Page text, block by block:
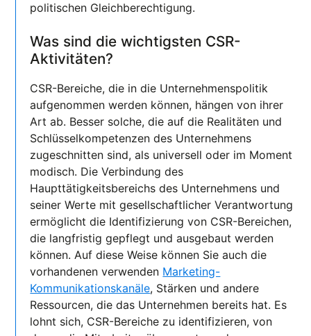
politischen Gleichberechtigung.
Was sind die wichtigsten CSR-
Aktivitäten?
CSR-Bereiche, die in die Unternehmenspolitik
aufgenommen werden können, hängen von ihrer
Art ab. Besser solche, die auf die Realitäten und
Schlüsselkompetenzen des Unternehmens
zugeschnitten sind, als universell oder im Moment
modisch. Die Verbindung des
Haupttätigkeitsbereichs des Unternehmens und
seiner Werte mit gesellschaftlicher Verantwortung
ermöglicht die Identifizierung von CSR-Bereichen,
die langfristig gepflegt und ausgebaut werden
können. Auf diese Weise können Sie auch die
vorhandenen verwenden Marketing-
Kommunikationskanäle, Stärken und andere
Ressourcen, die das Unternehmen bereits hat. Es
lohnt sich, CSR-Bereiche zu identifizieren, von